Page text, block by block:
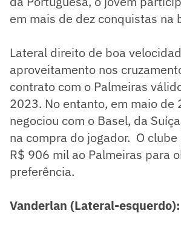
em mais de dez conquistas na
Lateral direito de boa
aproveitamento nos
contrato com o Palmeiras
2023. No entanto, em maio de
negociou com o Basel, da
na compra do jogador. O clube
R$ 906 mil ao Palmeiras para
preferência.
Vanderlan (Lateral-esquerdo):